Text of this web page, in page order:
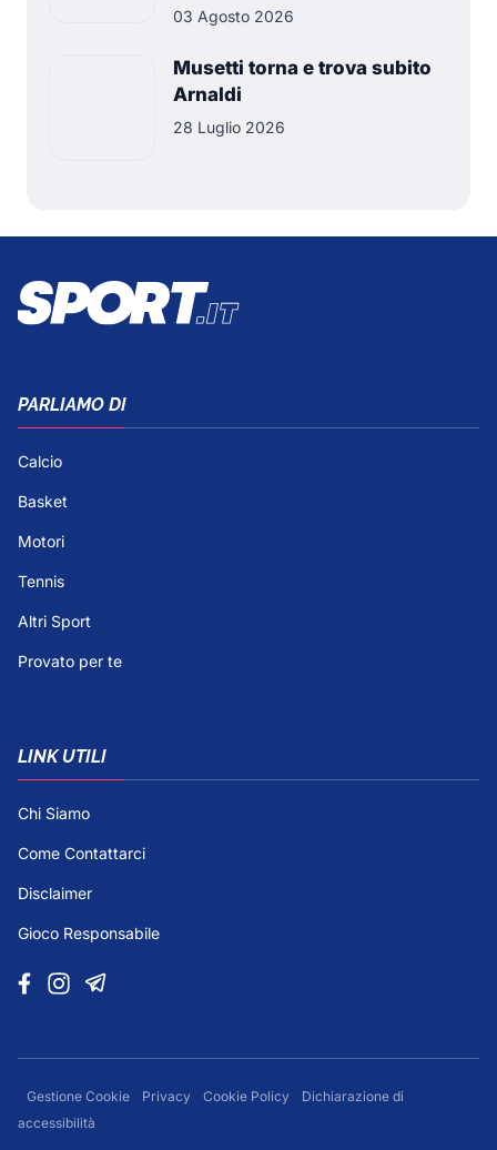
03 Agosto 2026
Musetti torna e trova subito
Arnaldi
28 Luglio 2026
PARLIAMO DI
Calcio
Basket
Motori
Tennis
Altri Sport
Provato per te
LINK UTILI
Chi Siamo
Come Contattarci
Disclaimer
Gioco Responsabile
Gestione Cookie Privacy Cookie Policy
Dichiarazione di
accessibilità